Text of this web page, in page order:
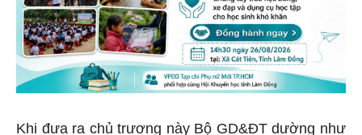
Khi đưa ra chủ trương này Bộ GD&ĐT dường như